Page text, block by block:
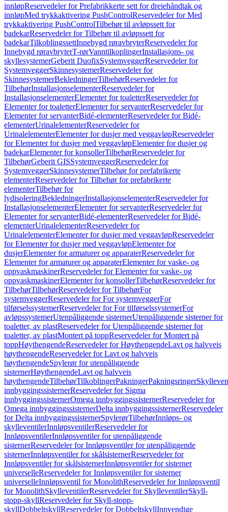
innløpReservedeler for Prefabrikkerte sett for dreiehåndtak og
innløpMed trykkaktivering PushControlReservedeler for Med
trykkaktivering PushControlTilbehør til avløpssett for
badekarReservedeler for Tilbehør til avløpssett for
badekarTilkoblingssettInnebygd røravbryterReservedeler for
Innebygd røravbryterT-rørVanntilkoplingerInstallasjons- og
skyllesystemerGeberit DuofixSystemveggerReservedeler for
SystemveggerSkinnesystemerReservedeler for
SkinnesystemerBekledningerTilbehørReservedeler for
TilbehørInstallasjonselementerReservedeler for
InstallasjonselementerElementer for toaletterReservedeler for
Elementer for toaletterElementer for servanterReservedeler for
Elementer for servanterBidé-elementerReservedeler for Bidé-
elementerUrinalelementerReservedeler for
UrinalelementerElementer for dusjer med veggavløpReservedeler
for Elementer for dusjer med veggavløpElementer for dusjer og
badekarElementer for konsollerTilbehørReservedeler for
TilbehørGeberit GISSystemveggerReservedeler for
SystemveggerSkinnesystemerTilbehør for prefabrikerte
elementerReservedeler for Tilbehør for prefabrikerte
elementerTilbehør for
lydisoleringBekledningerInstallasjonselementerReservedeler for
InstallasjonselementerElementer for servanterReservedeler for
Elementer for servanterBidé-elementerReservedeler for Bidé-
elementerUrinalelementerReservedeler for
UrinalelementerElementer for dusjer med veggavløpReservedeler
for Elementer for dusjer med veggavløpElementer for
dusjerElementer for armaturer og apparaterReservedeler for
Elementer for armaturer og apparaterElementer for vaske- og
oppvaskmaskinerReservedeler for Elementer for vaske- og
oppvaskmaskinerElementer for konsollerTilbehørReservedeler for
TilbehørTilbehørReservedeler for TilbehørFor
systemveggerReservedeler for For systemveggerFor
tilførselssystemerReservedeler for For tilførselssystemerFor
avløpssystemerUtenpåliggende sisternerUtenpåliggende sisterner for
toaletter, av plastReservedeler for Utenpåliggende sisterner for
toaletter, av plastMontert på toppReservedeler for Montert på
toppHøythengendeReservedeler for HøythengendeLavt og halvveis
høythengendeReservedeler for Lavt og halvveis
høythengendeSpylerør for utenpåliggende
sisternerHøythengendeLavt og halvveis
høythengendeTilbehørTilkoblingerPakningerPakningsringer
innbyggingssisternerReservedeler for Sigma
innbyggingssisternerOmega innbyggingssisternerReservedeler for
Omega innbyggingssisternerDelta innbyggingssisternerReservedeler
for Delta innbyggingssisternerSpylerørTilbehørInnløps- og
skylleventilerInnløpsventilerReservedeler for
InnløpsventilerInnløpsventiler for utenpåliggende
sisternerReservedeler for Innløpsventiler for utenpåliggende
sisternerInnløpsventiler for skålsisternerReservedeler for
Innløpsventiler for skålsisternerInnløpsventiler for sisterner
universelleReservedeler for Innløpsventiler for sisterner
universelleInnløpsventil for MonolithReservedeler for Innløpsventil
for MonolithSkylleventilerReservedeler for SkylleventilerSkyll-
stopp-skyllReservedeler for Skyll-stopp-
skyllDobbeltskyllReservedeler for DobbeltskyllInnvendige